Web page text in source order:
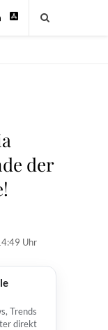
der
Uhr
Trends
direkt